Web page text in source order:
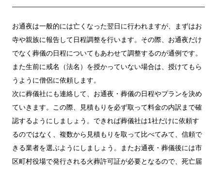
お通夜は一般的には亡くなった翌日に行われますが、まずはお
寺や親族に報告して日程調整を行います。その際、お通夜だけ
でなく葬儀の日程についてもあわせて調整するのが通例です。
また生前に戒名（法名）を授かっていない場合は、授けてもら
うように僧侶に依頼します。
次に葬儀社にも連絡して、お通夜・葬儀の日程やプランを決め
ていきます。この際、見積もりを必ず取って料金の内訳まで確
認するようにしましょう。できれば葬儀社は1社だけに依頼す
るのではなく、複数から見積もりを取って比べてみて、信頼で
きる業者を選ぶようにしましょう。またお通夜・葬儀後には市
区町村役場で発行される火葬許可証が必要となるので、死亡届